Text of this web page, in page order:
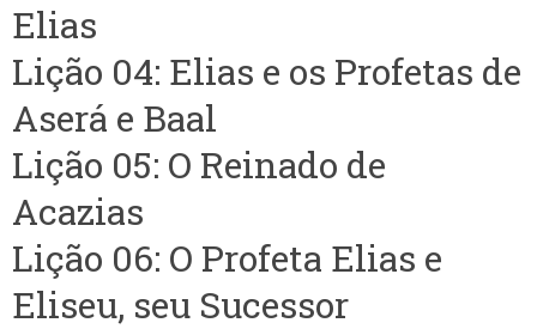
Elias
Lição 04: Elias e os Profetas de
Aserá e Baal
Lição 05: O Reinado de
Acazias
Lição 06: O Profeta Elias e
Eliseu, seu Sucessor